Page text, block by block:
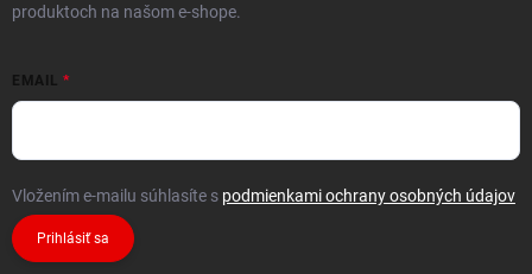
produktoch na našom e-shope.
EMAIL
Vložením e-mailu súhlasíte s podmienkami ochrany osobných údajov
Prihlásiť sa